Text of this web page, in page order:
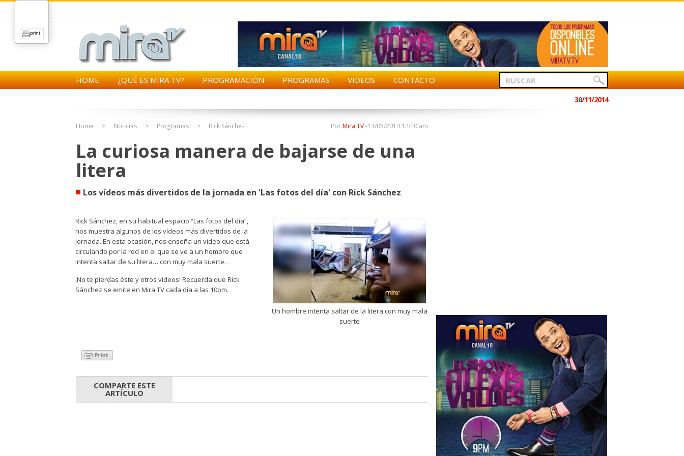
HOME ¿QUÉ ES MIRA TV? PROGRAMACIÓN PROGRAMAS VIDEOS CONTACTO
30/11/2014
Home Noticias Programas Rick Sánchez 13/05/2014 12:10 am
PorMira TV-
La curiosa manera de bajarse de una
litera
Los vídeos más divertidos de la jornada en 'Las fotos del día' con Rick Sánchez
Un hombre intenta saltar de la litera con muy mala
suerte
Rick Sánchez, en su habitual espacio “Las fotos del día”,
nos muestra algunos de los vídeos más divertidos de la
jornada. En esta ocasión, nos enseña un video que está
circulando por la red en el que se ve a un hombre que
intenta saltar de su litera… con muy mala suerte.
¡No te pierdas éste y otros vídeos! Recuerda que Rick
Sánchez se emite en Mira TV cada día a las 10pm.
print
COMPARTE ESTE
ARTÍCULO